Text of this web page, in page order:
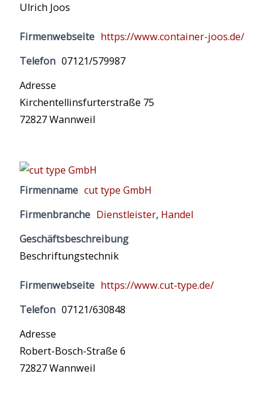
Ulrich Joos
Firmenwebseite https://www.container-joos.de/
Telefon 07121/579987
Adresse
Kirchentellinsfurterstraße 75
72827 Wannweil
Firmenname cut type GmbH
Firmenbranche Dienstleister, Handel
Geschäftsbeschreibung
Beschriftungstechnik
Firmenwebseite https://www.cut-type.de/
Telefon 07121/630848
Adresse
Robert-Bosch-Straße 6
72827 Wannweil